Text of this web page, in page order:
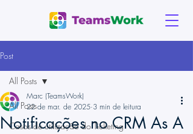
Post
All Posts
Casos de utilização do Ticketing
All Posts
Notificações no CRM As A
Marc (TeamsWork)
22 de mar. de 2025 3 min de leitura